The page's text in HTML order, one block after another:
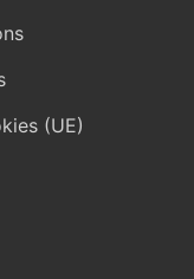
(UE)